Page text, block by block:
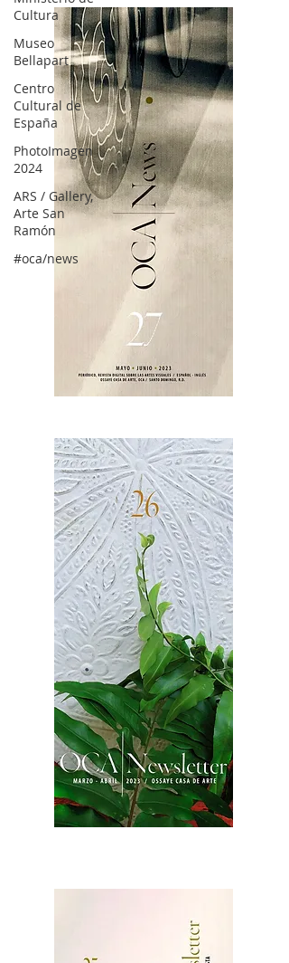
Cultura
Museo
Bellapart
Centro
Cultural de
España
PhotoImagen
2024
ARS / Gallery,
Arte San
Ramón
#oca/news